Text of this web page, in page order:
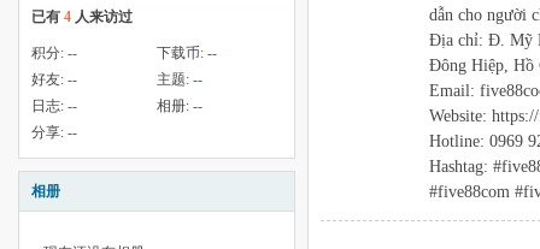
已有 4 人来访过
积分: -- 下载币: --
好友: -- 主题: --
日志: -- 相册: --
分享: --
相册
dẫn cho người
Địa chỉ: Đ. Mỹ
Đông Hiệp, Hồ
Email:
Website:
Hotline: 0969
Hashtag:
#five88com